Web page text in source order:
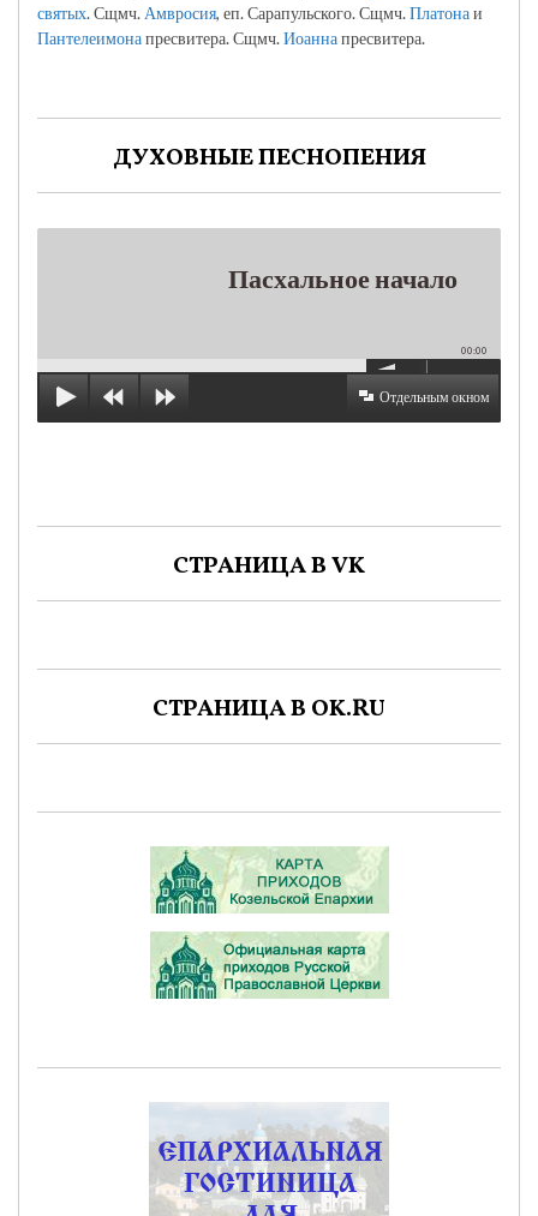
святых. Сщмч.Амвросия, еп. Сарапульского. Сщмч.Платонаи
Пантелеимонапресвитера. Сщмч.Иоаннапресвитера.
ДУХОВНЫЕ ПЕСНОПЕНИЯ
Пасхальное начало
00:00
Отдельным окном
СТРАНИЦА В VK
СТРАНИЦА В OK.RU